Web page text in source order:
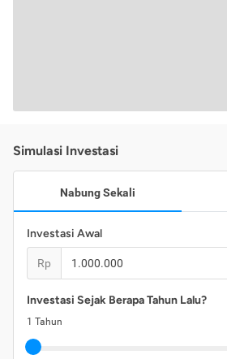
Simulasi Investasi
Nabung Sekali
Investasi Awal
Rp
Investasi Sejak Berapa Tahun Lalu?
1 Tahun